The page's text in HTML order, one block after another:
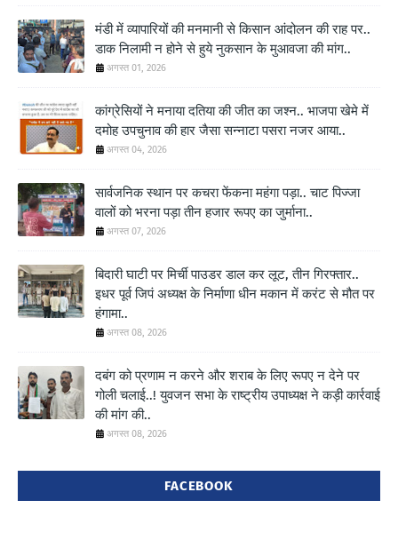
मंडी में व्यापारियों की मनमानी से किसान आंदोलन की राह पर..
डाक निलामी न होने से हुये नुकसान के मुआवजा की मांग..
अगस्त 01, 2026
कांग्रेसियों ने मनाया दतिया की जीत का जश्न.. भाजपा खेमे में
दमोह उपचुनाव की हार जैसा सन्नाटा पसरा नजर आया..
अगस्त 04, 2026
सार्वजनिक स्थान पर कचरा फेंकना महंगा पड़ा.. चाट पिज्जा
वालों को भरना पड़ा तीन हजार रूपए का जुर्माना..
अगस्त 07, 2026
बिदारी घाटी पर मिर्ची पाउडर डाल कर लूट, तीन गिरफ्तार..
इधर पूर्व जिपं अध्यक्ष के निर्माणा धीन मकान में करंट से मौत पर
हंगामा..
अगस्त 08, 2026
दबंग को प्रणाम न करने और शराब के लिए रूपए न देने पर
गोली चलाई..! युवजन सभा के राष्ट्रीय उपाध्यक्ष ने कड़ी कार्रवाई
की मांग की..
अगस्त 08, 2026
FACEBOOK